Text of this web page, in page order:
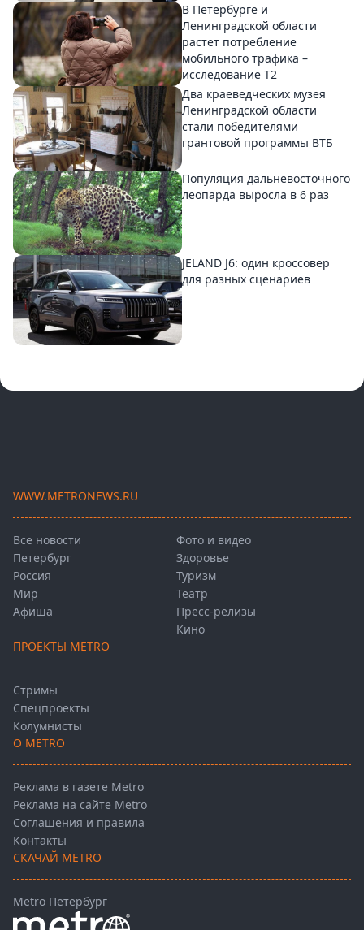
В Петербурге и
Ленинградской области
растет потребление
мобильного трафика –
исследование T2
Два краеведческих музея
Ленинградской области
стали победителями
грантовой программы ВТБ
Популяция дальневосточного
леопарда выросла в 6 раз
JELAND J6: один кроссовер
для разных сценариев
WWW.METRONEWS.RU
Все новости
Петербург
Россия
Мир
Афиша
Фото и видео
Здоровье
Туризм
Театр
Пресс-релизы
Кино
ПРОЕКТЫ METRO
Стримы
Спецпроекты
Колумнисты
О METRO
Реклама в газете Metro
Реклама на сайте Metro
Соглашения и правила
Контакты
СКАЧАЙ METRO
Metro Петербург